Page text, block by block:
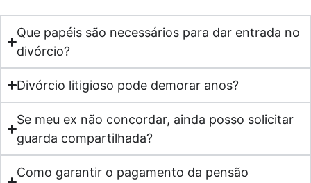
Que papéis são necessários para dar entrada no
divórcio?
Divórcio litigioso pode demorar anos?
Se meu ex não concordar, ainda posso solicitar
guarda compartilhada?
Como garantir o pagamento da pensão